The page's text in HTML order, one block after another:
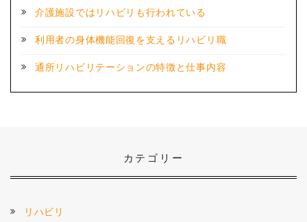
介護施設ではリハビリも行われている
利用者の身体機能回復を支えるリハビリ職
通所リハビリテーションの特徴と仕事内容
カテゴリー
リハビリ